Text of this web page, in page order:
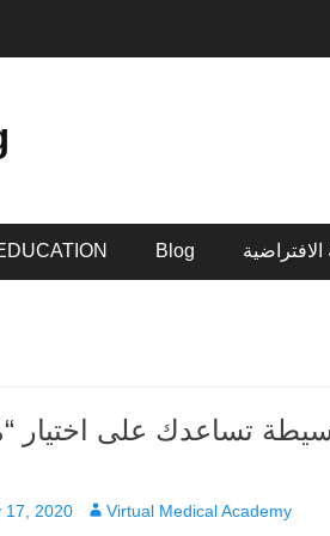
Blog الافتراضية
تساعدك على اختيار
17, 2020 Author
Virtual Medical Academy